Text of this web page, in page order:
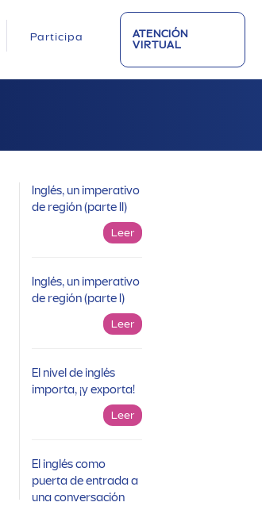
Participa
ATENCIÓN
VIRTUAL
Inglés, un imperativo
de región (parte II)
Leer
Inglés, un imperativo
de región (parte I)
Leer
El nivel de inglés
importa, ¡y exporta!
Leer
El inglés como
puerta de entrada a
una conversación